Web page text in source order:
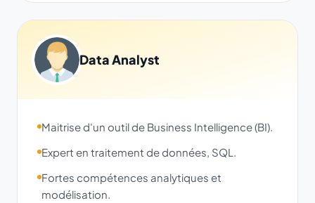
Data Analyst
Maitrise d'un outil de Business Intelligence (BI).
Expert en traitement de données, SQL.
Fortes compétences analytiques et
modélisation.